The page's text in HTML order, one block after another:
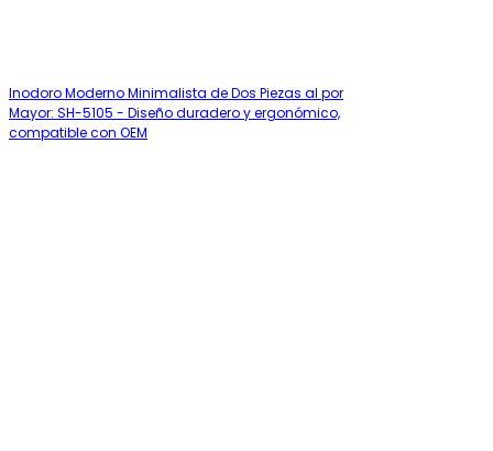
Inodoro Moderno Minimalista de Dos Piezas al por
Mayor: SH-5105 - Diseño duradero y ergonómico,
compatible con OEM